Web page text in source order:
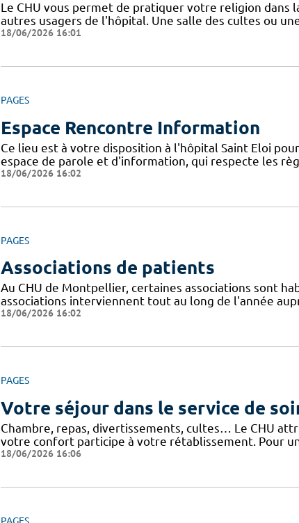
Le CHU vous permet de pratiquer votre religion dans
autres usagers de l'hôpital. Une salle des cultes ou
18/06/2026 16:01
PAGES
Espace Rencontre Information
Ce lieu est à votre disposition à l'hôpital Saint Eloi
espace de parole et d'information, qui respecte les
18/06/2026 16:02
PAGES
Associations de patients
Au CHU de Montpellier, certaines associations sont
associations interviennent tout au long de l'année
18/06/2026 16:02
PAGES
Votre séjour dans le service de
Chambre, repas, divertissements, cultes… Le CHU
votre confort participe à votre rétablissement. Pour
18/06/2026 16:06